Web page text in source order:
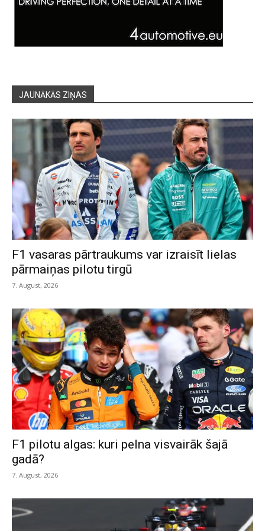
JAUNĀKĀS ZIŅAS
F1 vasaras pārtraukums var izraisīt lielas
pārmaiņas pilotu tirgū
7. August, 2026
F1 pilotu algas: kuri pelna visvairāk šajā
gadā?
7. August, 2026